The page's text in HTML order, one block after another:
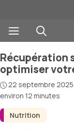
contenuMenu
Nutrition
Récupération
optimiser
22 septembre 2025
environ 12 minutes